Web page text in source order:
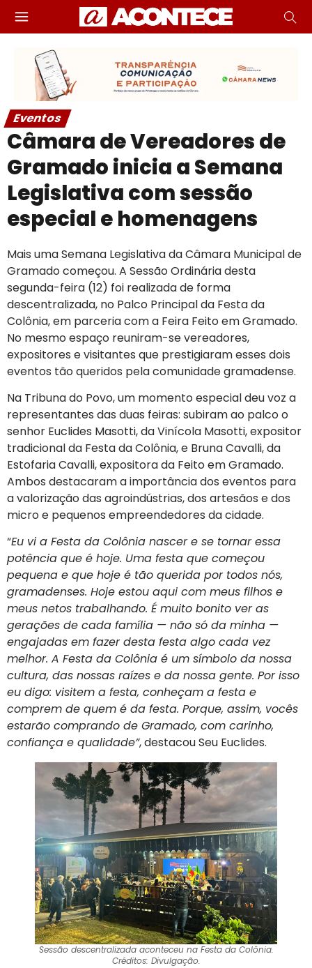
Eventos
Câmara de Vereadores de
Gramado inicia a Semana
Legislativa com sessão
especial e homenagens
Mais uma Semana Legislativa da Câmara Municipal de
Gramado começou. A Sessão Ordinária desta
segunda-feira (12) foi realizada de forma
descentralizada, no Palco Principal da Festa da
Colônia, em parceria com a Feira Feito em Gramado.
No mesmo espaço reuniram-se vereadores,
expositores e visitantes que prestigiaram esses dois
eventos tão queridos pela comunidade gramadense.
Na Tribuna do Povo, um momento especial deu voz a
representantes das duas feiras: subiram ao palco o
senhor Euclides Masotti, da Vinícola Masotti, expositor
tradicional da Festa da Colônia, e Bruna Cavalli, da
Estofaria Cavalli, expositora da Feito em Gramado.
Ambos destacaram a importância dos eventos para
a valorização das agroindústrias, dos artesãos e dos
micro e pequenos empreendedores da cidade.
“Eu vi a Festa da Colônia nascer e se tornar essa
potência que é hoje. Uma festa que começou
pequena e que hoje é tão querida por todos nós,
gramadenses. Hoje estou aqui com meus filhos e
meus netos trabalhando. É muito bonito ver as
gerações de cada família — não só da minha —
engajadas em fazer desta festa algo cada vez
melhor. A Festa da Colônia é um símbolo da nossa
cultura, das nossas raízes e da nossa gente. Por isso
eu digo: visitem a festa, conheçam a festa e
comprem de quem é da festa. Porque, assim, vocês
estarão comprando de Gramado, com carinho,
confiança e qualidade”, destacou Seu Euclides.
Sessão descentralizada aconteceu na Festa da Colônia.
Créditos: Divulgação.